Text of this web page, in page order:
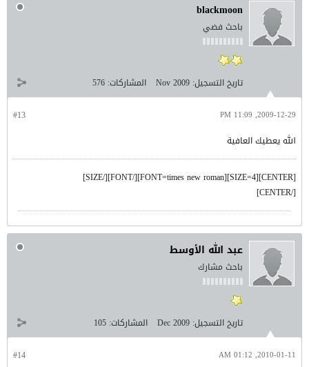
blackmoon
باحث فضي
تاريخ التسجيل: Nov 2009 المشاركات: 576
#13 2009-12-29, 11:09 PM
الله يعطيك العافية
[CENTER][SIZE=4][FONT=times new roman][/FONT][/SIZE]
[/CENTER]
عبد الله الأوسط
باحث مشارك
تاريخ التسجيل: Dec 2009 المشاركات: 105
#14 2010-01-11, 01:12 AM